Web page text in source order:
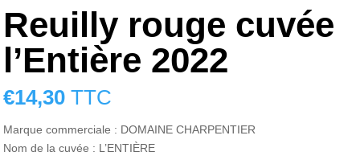
Reuilly rouge cuvée
l’Entière 2022
€14,30 TTC
Marque commerciale : DOMAINE CHARPENTIER
Nom de la cuvée : L’ENTIÈRE